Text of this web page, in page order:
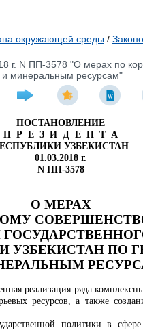
окружающей среды /
г. N ПП-3578 "О мерах по
и минеральным ресурсам"
ПОСТАНОВЛЕНИЕ
П Р Е З И Д Е Н Т А
УЗБЕКИСТАН
01.03.2018 г.
N ПП-3578
О МЕРАХ
УЗБЕКИСТАН ПО
реализация ряда
ресурсов, а также
политики в